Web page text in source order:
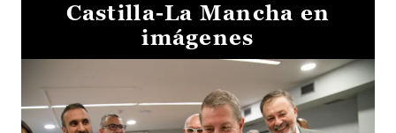
Castilla-La Mancha en
imágenes